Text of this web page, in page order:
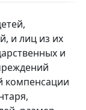
и лиц из их
и
компенсации